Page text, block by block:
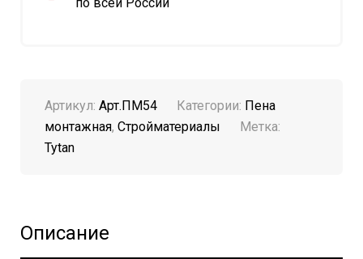
Артикул: Арт.ПМ54 Категории: Пена
монтажная, Стройматериалы
Метка:
Tytan
Описание